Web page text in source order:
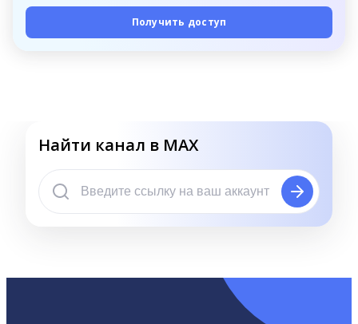
Получить доступ
Найти канал в MAX